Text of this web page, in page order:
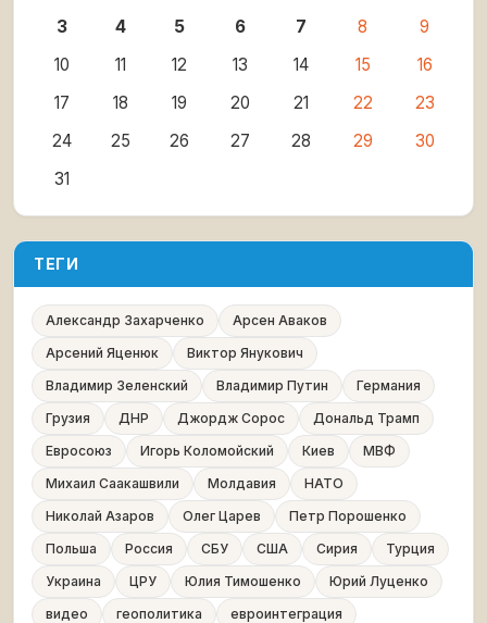
3
4 5 6 7 8
9
10
11 12 13 14 15
16
17
18 19 20 21 22
23
24
25 26 27 28 29
30
31
ТЕГИ
Александр Захарченко
Арсен Аваков
Арсений Яценюк
Виктор Янукович
Владимир Зеленский
Владимир Путин
Германия
Грузия
ДНР Джордж Сорос
Дональд Трамп
Евросоюз
Игорь Коломойский Киев
МВФ
Михаил Саакашвили
Молдавия
НАТО
Николай Азаров
Олег Царев
Петр Порошенко
Польша
Россия СБУ США Сирия
Турция
Украина
ЦРУ Юлия Тимошенко
Юрий Луценко
видео
геополитика
евроинтеграция